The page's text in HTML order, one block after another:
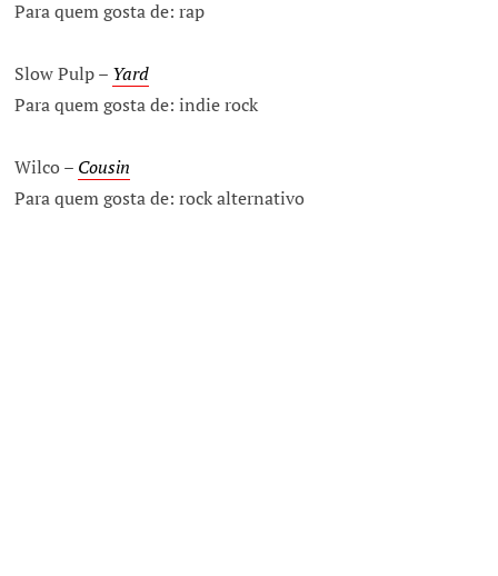
Para quem gosta de: rap
Slow Pulp – Yard
Para quem gosta de: indie rock
Wilco – Cousin
Para quem gosta de: rock alternativo